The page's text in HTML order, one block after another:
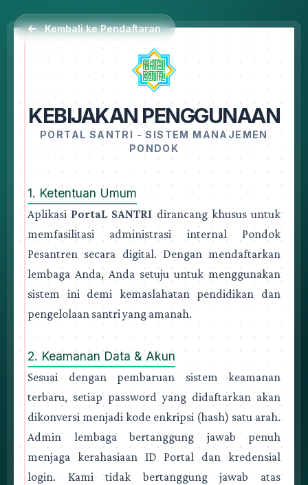
Kembali ke Pendaftaran
KEBIJAKAN PENGGUNAAN
PORTAL SANTRI - SISTEM MANAJEMEN
PONDOK
1. Ketentuan Umum
Aplikasi PortaL SANTRI dirancang khusus untuk
memfasilitasi administrasi internal Pondok
Pesantren secara digital. Dengan mendaftarkan
lembaga Anda, Anda setuju untuk menggunakan
sistem ini demi kemaslahatan pendidikan dan
pengelolaan santri yang amanah.
2. Keamanan Data & Akun
Sesuai dengan pembaruan sistem keamanan
terbaru, setiap password yang didaftarkan akan
dikonversi menjadi kode enkripsi (hash) satu arah.
Admin lembaga bertanggung jawab penuh
menjaga kerahasiaan ID Portal dan kredensial
login. Kami tidak bertanggung jawab atas